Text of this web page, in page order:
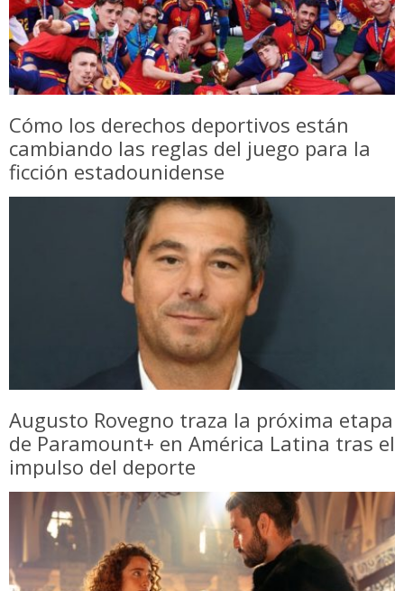
Cómo los derechos deportivos están
cambiando las reglas del juego para la
ficción estadounidense
Augusto Rovegno traza la próxima etapa
de Paramount+ en América Latina tras el
impulso del deporte